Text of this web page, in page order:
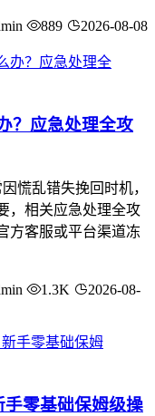
889 2026-08-08
？应急处理全攻
慌乱错失挽回时机，
，相关应急处理全攻
方客服或平台渠道冻
1.3K
2026-08-
手零基础保姆级操